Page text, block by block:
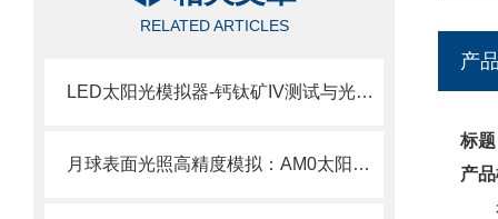
RELATED ARTICLES
LED太阳光模拟器-钙钛矿IV测试与光热海水淡化的全光谱解决方案
月球表面光照高精度模拟：AM0太阳光模拟器技术与选型指南
产
标
产